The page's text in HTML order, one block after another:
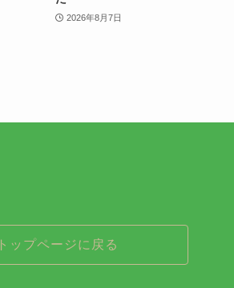
2026年8月7日
トップページに戻る